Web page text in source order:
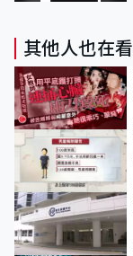
其他人也在看